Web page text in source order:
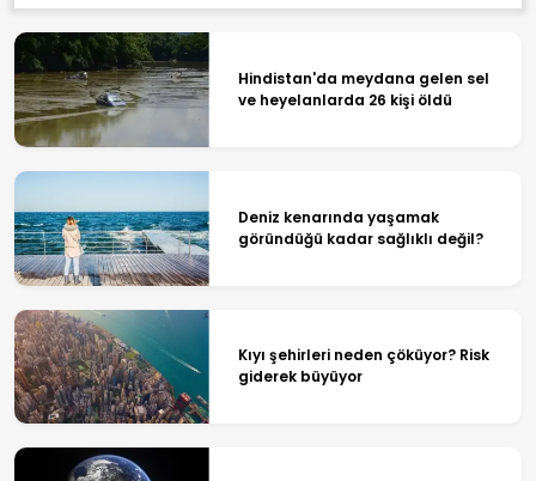
Hindistan'da meydana gelen sel
ve heyelanlarda 26 kişi öldü
Deniz kenarında yaşamak
göründüğü kadar sağlıklı değil?
Kıyı şehirleri neden çöküyor? Risk
giderek büyüyor